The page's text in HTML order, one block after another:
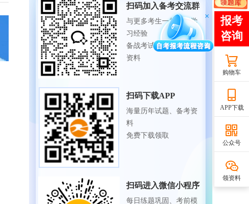
扫码加入备考交流群
与更多考生一起交流学
习经验
备战考试，获取试题及
资料
扫码下载APP
海量历年试题、备考资
料
免费下载领取
扫码进入微信小程序
每日练题巩固、考前模
购物车
APP下载
公众号
领资料